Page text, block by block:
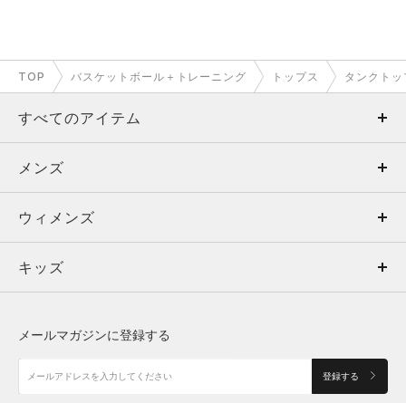
TOP バスケットボール＋トレーニング トップス タンクト
すべてのアイテム
メンズ
ウィメンズ
キッズ
アクセサリー
メンズ
トップス
ボトムス
アクセサリー
ウィメンズ
トップス
シューズ
キッズ
メールマガジンに登録する
登録する